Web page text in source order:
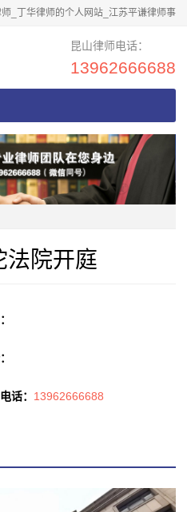
_丁华律师的个人网站_江苏平谦律师事
昆山律师电话：
13962666688
法院开庭
话： 13962666688